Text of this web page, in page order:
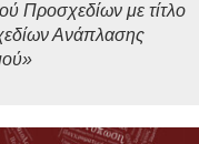
Προσχεδίων με τίτλο
Ανάπλασης